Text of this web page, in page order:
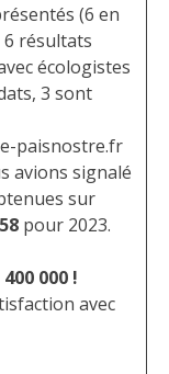
(6 en
6 résultats
écologistes
3 sont
paisnostre.fr
avions signalé
sur
pour 2023.
400 000 !
avec